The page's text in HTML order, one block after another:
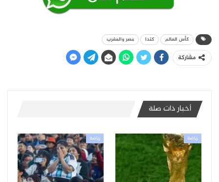
كأس العالم كندا مصر والمغرب
مشاركة
أخبار ذات صلة
رياضة رياضة